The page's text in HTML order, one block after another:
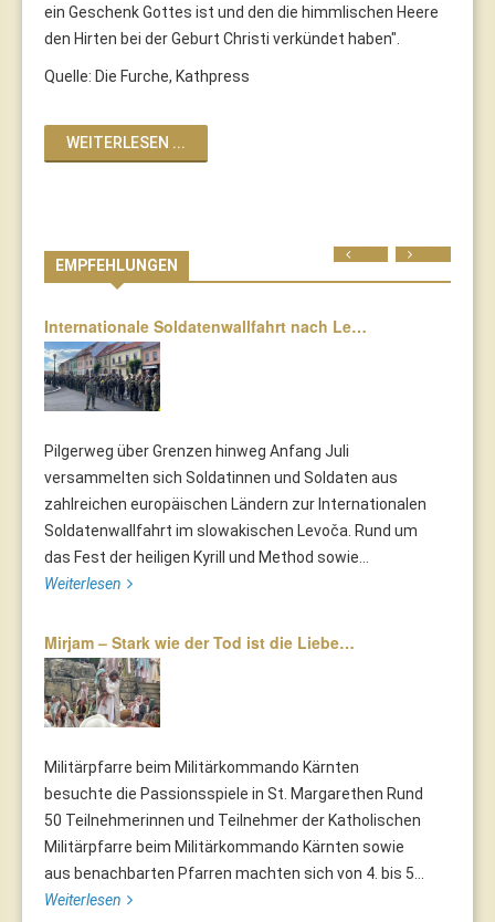
ein Geschenk Gottes ist und den die himmlischen Heere
den Hirten bei der Geburt Christi verkündet haben".
Quelle: Die Furche, Kathpress
WEITERLESEN ...
EMPFEHLUNGEN
Internationale Soldatenwallfahrt nach Le…
Pilgerweg über Grenzen hinweg Anfang Juli
versammelten sich Soldatinnen und Soldaten aus
zahlreichen europäischen Ländern zur Internationalen
Soldatenwallfahrt im slowakischen Levoča. Rund um
das Fest der heiligen Kyrill und Method sowie...
Weiterlesen
Mirjam – Stark wie der Tod ist die Liebe…
Militärpfarre beim Militärkommando Kärnten
besuchte die Passionsspiele in St. Margarethen Rund
50 Teilnehmerinnen und Teilnehmer der Katholischen
Militärpfarre beim Militärkommando Kärnten sowie
aus benachbarten Pfarren machten sich von 4. bis 5...
Weiterlesen